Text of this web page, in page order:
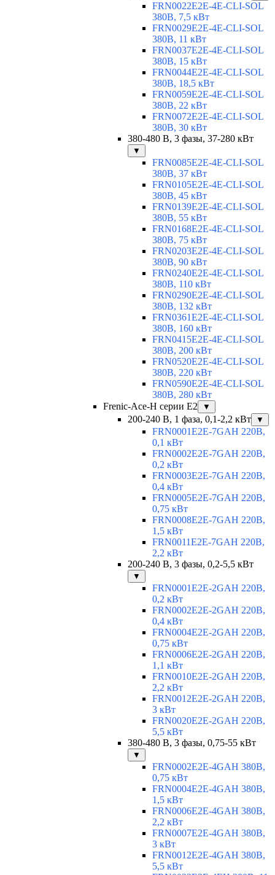
FRN0022E2E-4E-CLI-SOL
380В, 7,5 кВт
FRN0029E2E-4E-CLI-SOL
380В, 11 кВт
FRN0037E2E-4E-CLI-SOL
380В, 15 кВт
FRN0044E2E-4E-CLI-SOL
380В, 18,5 кВт
FRN0059E2E-4E-CLI-SOL
380В, 22 кВт
FRN0072E2E-4E-CLI-SOL
380В, 30 кВт
380-480 В, 3 фазы, 37-280 кВт
▼
FRN0085E2E-4E-CLI-SOL
380В, 37 кВт
FRN0105E2E-4E-CLI-SOL
380В, 45 кВт
FRN0139E2E-4E-CLI-SOL
380В, 55 кВт
FRN0168E2E-4E-CLI-SOL
380В, 75 кВт
FRN0203E2E-4E-CLI-SOL
380В, 90 кВт
FRN0240E2E-4E-CLI-SOL
380В, 110 кВт
FRN0290E2E-4E-CLI-SOL
380В, 132 кВт
FRN0361E2E-4E-CLI-SOL
380В, 160 кВт
FRN0415E2E-4E-CLI-SOL
380В, 200 кВт
FRN0520E2E-4E-CLI-SOL
380В, 220 кВт
FRN0590E2E-4E-CLI-SOL
380В, 280 кВт
Frenic-Ace-H серии E2
▼
200-240 В, 1 фаза, 0,1-2,2 кВт ▼
FRN0001E2E-7GAH 220В,
0,1 кВт
FRN0002E2E-7GAH 220В,
0,2 кВт
FRN0003E2E-7GAH 220В,
0,4 кВт
FRN0005E2E-7GAH 220В,
0,75 кВт
FRN0008E2E-7GAH 220В,
1,5 кВт
FRN0011E2E-7GAH 220В,
2,2 кВт
200-240 В, 3 фазы, 0,2-5,5 кВт
▼
FRN0001E2E-2GAH 220В,
0,2 кВт
FRN0002E2E-2GAH 220В,
0,4 кВт
FRN0004E2E-2GAH 220В,
0,75 кВт
FRN0006E2E-2GAH 220В,
1,1 кВт
FRN0010E2E-2GAH 220В,
2,2 кВт
FRN0012E2E-2GAH 220В,
3 кВт
FRN0020E2E-2GAH 220В,
5,5 кВт
380-480 В, 3 фазы, 0,75-55 кВт
▼
FRN0002E2E-4GAH 380В,
0,75 кВт
FRN0004E2E-4GAH 380В,
1,5 кВт
FRN0006E2E-4GAH 380В,
2,2 кВт
FRN0007E2E-4GAH 380В,
3 кВт
FRN0012E2E-4GAH 380В,
5,5 кВт